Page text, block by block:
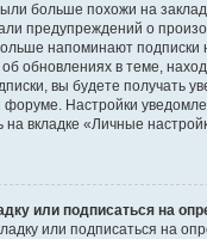
больше похожи на
предупреждений о
напоминают
обновлениях в теме,
вы будете получать
Настройки
вкладке «Личные
или подписаться на
или подписаться на